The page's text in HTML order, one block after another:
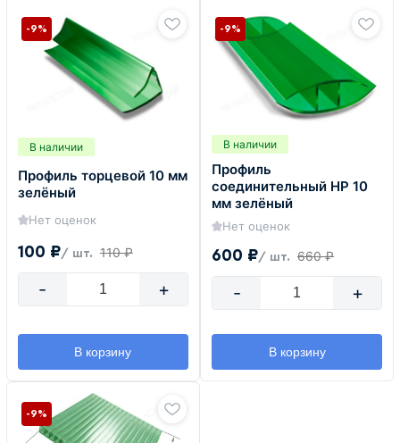
В наличии
Профиль торцевой 10 мм
зелёный
Нет оценок
100 ₽/ шт. 110 ₽
-9%
- +
В корзину
В наличии
Профиль
соединительный HP 10
мм зелёный
Нет оценок
600 ₽/ шт. 660 ₽
-9%
- +
В корзину
-9%